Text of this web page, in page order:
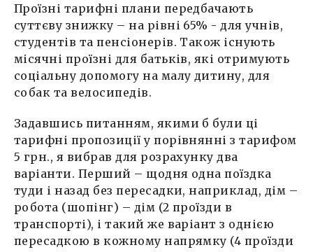
Проїзні тарифні плани передбачають
суттєву знижку – на рівні 65% - для учнів,
студентів та пенсіонерів. Також існують
місячні проїзні для батьків, які отримують
соціальну допомогу на малу дитину, для
собак та велосипедів.
Задавшись питанням, якими б були ці
тарифні пропозиції у порівнянні з тарифом
5 грн., я вибрав для розрахунку два
варіанти. Перший – щодня одна поїздка
туди і назад без пересадки, наприклад, дім –
робота (шопінг) – дім (2 проїзди в
транспорті), і такий же варіант з однією
пересадкою в кожному напрямку (4 проїзди